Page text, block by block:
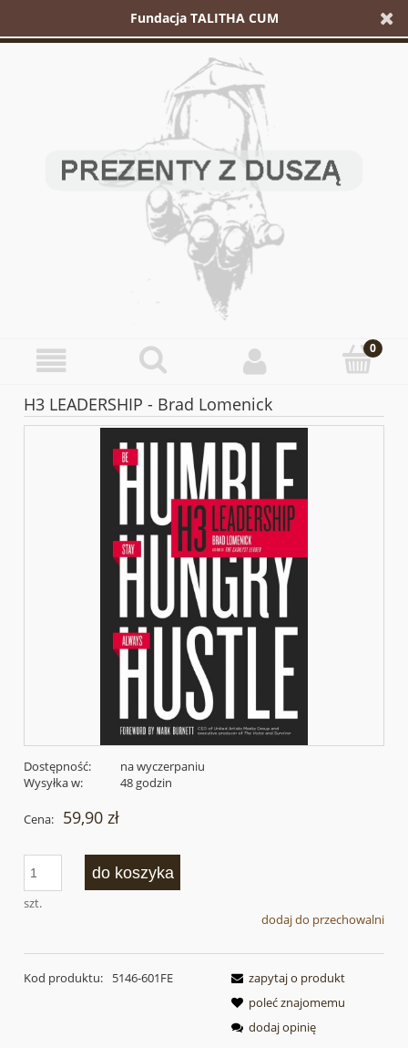
Fundacja TALITHA CUM
H3 LEADERSHIP - Brad Lomenick
Dostępność:
na wyczerpaniu
Wysyłka w:
48 godzin
Cena: 59,90 zł
szt.
do koszyka
dodaj do przechowalni
Kod produktu: 5146-601FE
zapytaj o produkt
poleć znajomemu
dodaj opinię